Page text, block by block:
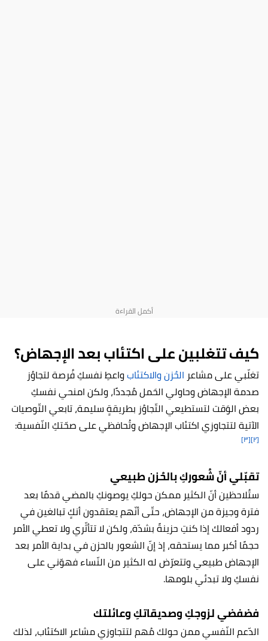
كيف تتغلبين على اكتئاب بعد الإجهاض؟
تغلّبي على مشاعر الحُزن والاكتئابواعطِ نفسكِ فُرصة لتجاوُز
صدمة الإجهاض وحاولي الحَمل مُجددًا، ولكن امنحي نفسكِ
بعض الوَقت لتستطيعي التّجاوُز بطريقةٍ سليمة، تابعي التّوصيات
الآتية لتتجاوزي اكتئاب الإجهاض وتُحافظي على صحّتكِ النّفسية:
[٢] [٣]
تقبّلي أنّ شُعوركِ بالحُزن طبيعي
ستُلاحظين أنّ الكثير ممكن حولكِ يوصونكِ بالمضي قدمًا بعد
فترة وجيزة من الإجهاض، حتّى أنّهم يعتقدون أنكٍ تبالغين في
ردود أفعالك إذا كنتِ حزينةً بشدّة، ولكن لا تتأثّري ولا تعطي الأمر
حجمًا أكبر مما يستحقه، إذ إنّالشعور بالحزن في بداية الأمر بعد
الإجهاض طبيعي وتتعرّض له الكثير من النّساء فهوّني على
نفسكِ ولا تبدئي بلومها.
فضفضي لزوجكِ وصديقاتكِ وعائلتك
الدّعم النّفسي ممن حولك مُهم لتتجاوزي مشاعر الاكتئاب، لذلك